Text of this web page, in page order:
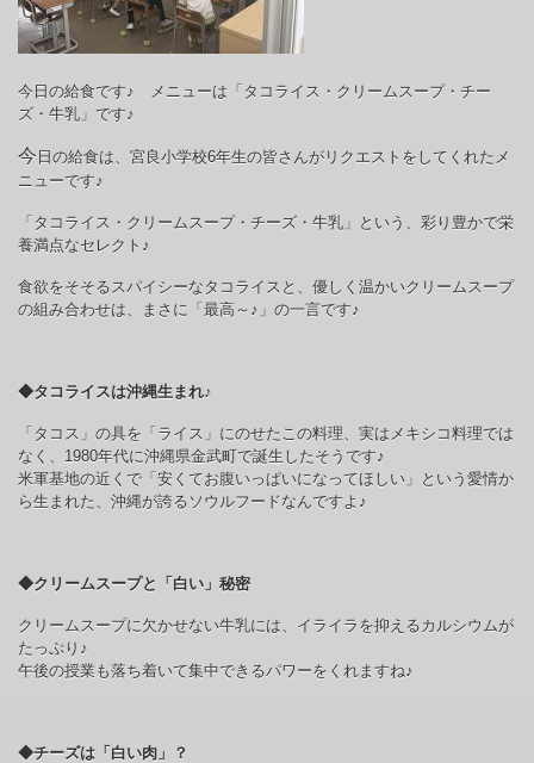
今日の給食です♪ メニューは「タコライス・クリームスープ・チー
ズ・牛乳」です♪
今 日の給食は、宮良小学校6年生の皆さんがリクエストをしてくれたメ
ニューです♪
「タコライス・クリームスープ・チーズ・牛乳」という、彩り豊かで栄
養満点なセレクト♪
食欲をそそるスパイシーなタコライスと、優しく温かいクリームスープ
の組み合わせは、まさに「最高～♪」の一言です♪
◆タコライスは沖縄生まれ♪
「タコス」の具を「ライス」にのせたこの料理、実はメキシコ料理では
なく、 1980年代に沖縄県金武町で誕生したそうです♪
米軍基地の近くで「安くてお腹いっぱいになってほしい」という愛情か
ら生まれた、沖縄が誇るソウルフードなんですよ♪
◆クリームスープと「白い」秘密
クリームスープに欠かせない牛乳には、イライラを抑えるカルシウムが
たっぷり♪
午後の授業も落ち着いて集中できるパワーをくれますね♪
◆チーズは「白い肉」？